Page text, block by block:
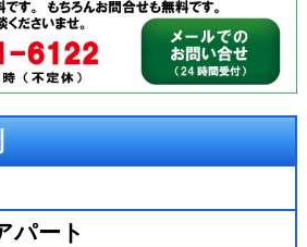
パート